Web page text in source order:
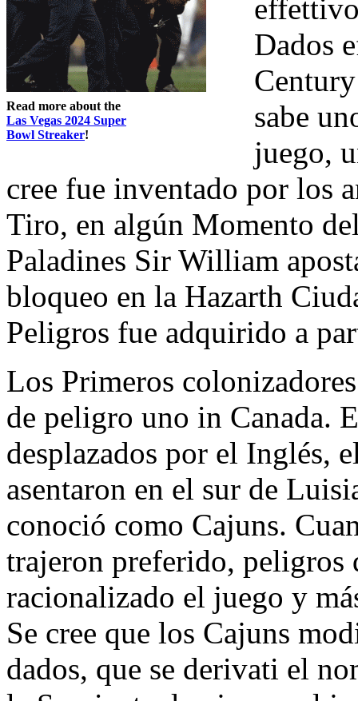
Read more about the
Las Vegas 2024 Super
Bowl Streaker!
Dados
sabe
juego,
cree fue inventado por los
Tiro, en algún Momento
Paladines Sir William
bloqueo en la Hazarth
Peligros fue adquirido a
Los Primeros
de peligro uno in Canada.
desplazados por el Inglés,
asentaron en el sur de
conoció como Cajuns.
trajeron preferido,
racionalizado el juego y
Se cree que los Cajuns
dados, que se derivati el